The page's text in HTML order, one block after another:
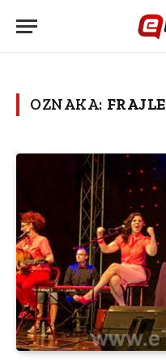
OZNAKA: FRAJLE